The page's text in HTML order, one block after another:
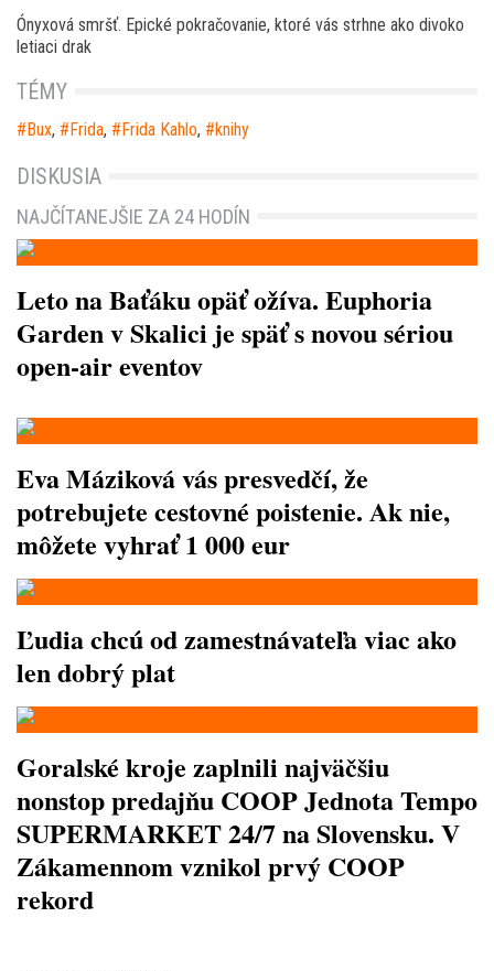
Ónyxová smršť. Epické pokračovanie, ktoré vás strhne ako divoko
letiaci drak
TÉMY
Bux, Frida, Frida Kahlo, knihy
DISKUSIA
NAJČÍTANEJŠIE ZA 24 HODÍN
Leto na Baťáku opäť ožíva. Euphoria
Garden v Skalici je späť s novou sériou
open-air eventov
Eva Máziková vás presvedčí, že
potrebujete cestovné poistenie. Ak nie,
môžete vyhrať 1 000 eur
Ľudia chcú od zamestnávateľa viac ako
len dobrý plat
Goralské kroje zaplnili najväčšiu
nonstop predajňu COOP Jednota Tempo
SUPERMARKET 24/7 na Slovensku. V
Zákamennom vznikol prvý COOP
rekord